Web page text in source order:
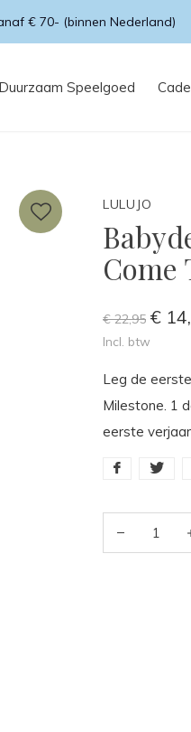
Duurzaam Speelgoed
€ 70- (binnen Nederland)
LULUJO
Come
€ 22,95 €
Incl. btw
Leg de
Milestone. 1
eerste